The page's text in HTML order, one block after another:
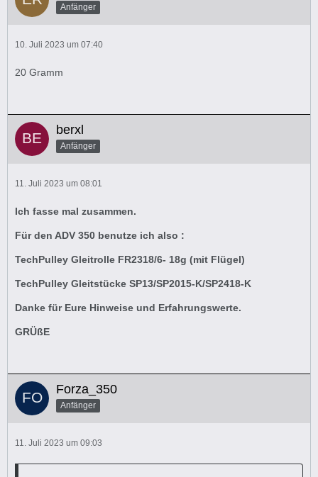
Anfänger
10. Juli 2023 um 07:40
20 Gramm
berxl
Anfänger
11. Juli 2023 um 08:01
Ich fasse mal zusammen.
Für den ADV 350 benutze ich also :
TechPulley Gleitrolle FR2318/6- 18g (mit Flügel)
TechPulley Gleitstücke SP13/SP2015-K/SP2418-K
Danke für Eure Hinweise und Erfahrungswerte.
GRÜßE
Forza_350
Anfänger
11. Juli 2023 um 09:03